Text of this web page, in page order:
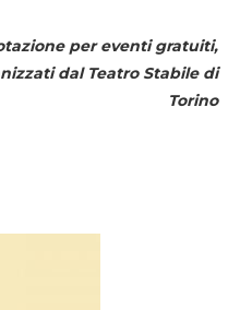
per eventi gratuiti,
dal Teatro Stabile di
Torino